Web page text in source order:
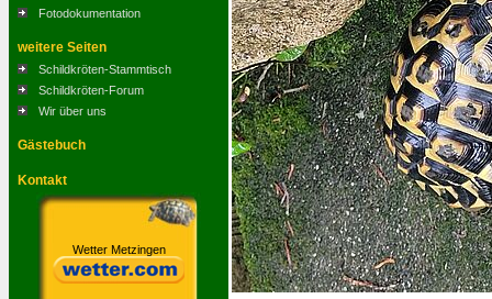
Fotodokumentation
weitere Seiten
Schildkröten-Stammtisch
Schildkröten-Forum
Wir über uns
Gästebuch
Kontakt
Wetter Metzingen